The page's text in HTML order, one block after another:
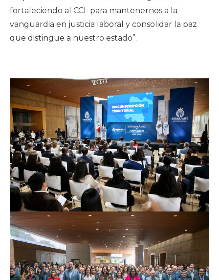
fortaleciendo al CCL para mantenernos a la
vanguardia en justicia laboral y consolidar la paz
que distingue a nuestro estado”.